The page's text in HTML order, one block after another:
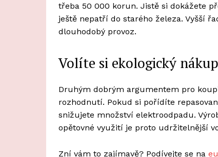
třeba 50 000 korun. Jistě si dokážete
ještě nepatří do starého železa. Vyšší
dlouhodobý provoz.
Volíte si ekologický nákup
Druhým dobrým argumentem pro
rozhodnutí. Pokud si pořídíte
snižujete množství elektroodpadu.
opětovné využití je proto udržitelnější
Zní vám to zajímavě? Podívejte se na